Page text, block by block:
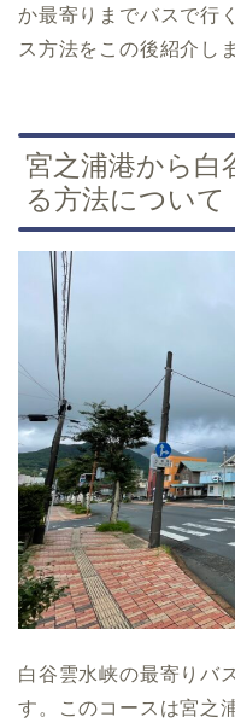
か最寄りまでバスで行
ス方法をこの後紹介し
宮之浦港から白
る方法について
白谷雲水峡の最寄りバ
す。このコースは宮之